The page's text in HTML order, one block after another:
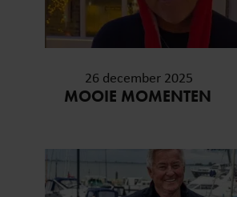
26 december 2025
MOOIE MOMENTEN